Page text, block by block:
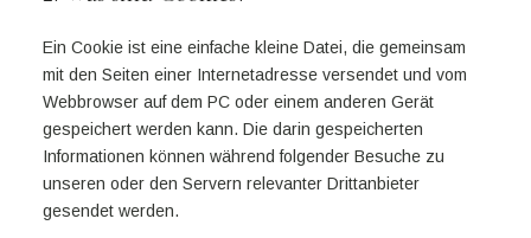
Ein Cookie ist eine einfache kleine Datei, die gemeinsam
mit den Seiten einer Internetadresse versendet und vom
Webbrowser auf dem PC oder einem anderen Gerät
gespeichert werden kann. Die darin gespeicherten
Informationen können während folgender Besuche zu
unseren oder den Servern relevanter Drittanbieter
gesendet werden.